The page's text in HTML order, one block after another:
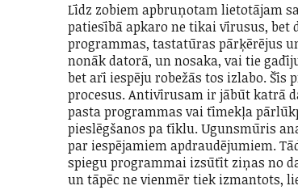
Līdz zobiem apbruņotam lietotājam
patiesībā apkaro ne tikai vīrusus, bet
programmas, tastatūras pārķērējus
nonāk datorā, un nosaka, vai tie
bet arī iespēju robežās tos izlabo.
procesus. Antivīrusam ir jābūt katrā
pasta programmas vai tīmekļa
pieslēgšanos pa tīklu. Ugunsmūris
par iespējamiem apdraudējumiem.
spiegu programmai izsūtīt ziņas no
un tāpēc ne vienmēr tiek izmantots,